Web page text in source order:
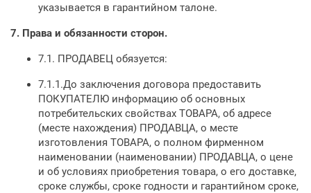
указывается в гарантийном талоне.
7. Права и обязанности сторон.
7.1. ПРОДАВЕЦ обязуется:
7.1.1.До заключения договора предоставить
ПОКУПАТЕЛЮ информацию об основных
потребительских свойствах ТОВАРА, об адресе
(месте нахождения) ПРОДАВЦА, о месте
изготовления ТОВАРА, о полном фирменном
наименовании (наименовании) ПРОДАВЦА, о цене
и об условиях приобретения товара, о его доставке,
сроке службы, сроке годности и гарантийном сроке,